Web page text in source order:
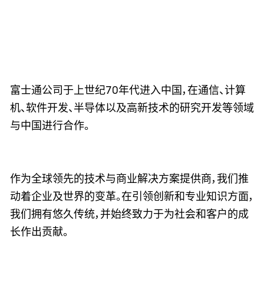
富士通公司于上世纪70年代进入中国，在通信、计算
机、软件开发、半导体以及高新技术的研究开发等领域
与中国进行合作。
作为全球领先的技术与商业解决方案提供商，我们推
动着企业及世界的变革。在引领创新和专业知识方面，
我们拥有悠久传统，并始终致力于为社会和客户的成
长作出贡献。